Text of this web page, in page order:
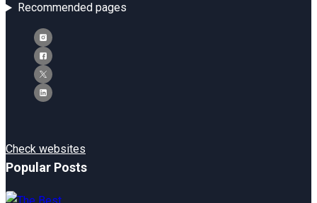
Recommended pages
Check websites
Popular Posts